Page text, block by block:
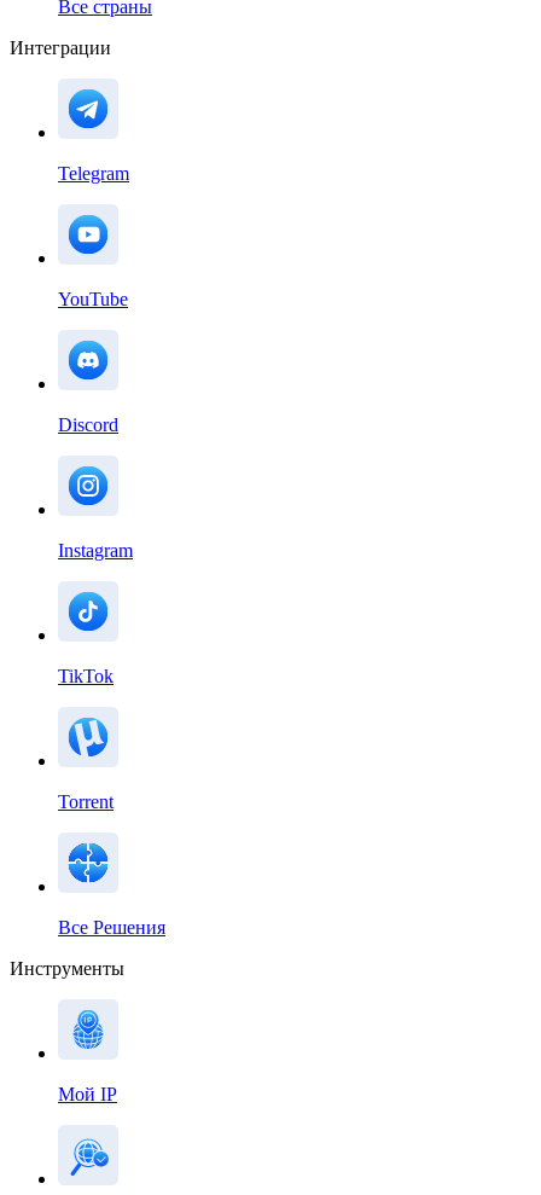
Все страны
Интеграции
Telegram
YouTube
Discord
Instagram
TikTok
Torrent
Все Решения
Инструменты
Мой IP